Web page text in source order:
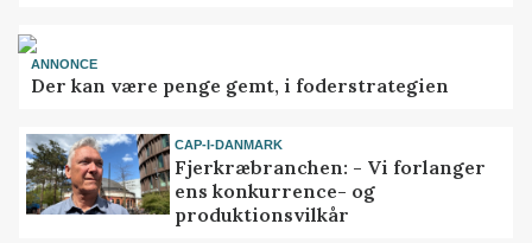
ANNONCE
Der kan være penge gemt, i foderstrategien
CAP-I-DANMARK
Fjerkræbranchen: - Vi forlanger
ens konkurrence- og
produktionsvilkår